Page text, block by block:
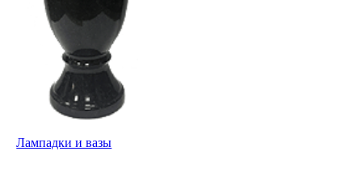
Лампадки и вазы